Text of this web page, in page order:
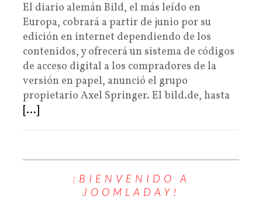
El diario alemán Bild, el más leído en
Europa, cobrará a partir de junio por su
edición en internet dependiendo de los
contenidos, y ofrecerá un sistema de códigos
de acceso digital a los compradores de la
versión en papel, anunció el grupo
propietario Axel Springer. El bild.de, hasta
[...]
¡BIENVENIDO A
JOOMLADAY!